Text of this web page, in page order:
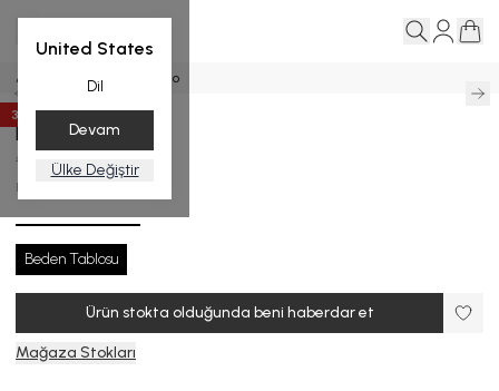
United States
Dil
Devam
Ülke Değiştir
Ana Sayfa Flavum - Pareo
35 %İndirim
Flavum - Pareo
₺ 2,999.00₺ 1,949.35
P.3515-25_R162_STD
Beden Tablosu
Ürün stokta olduğunda beni haberdar et
Mağaza Stokları